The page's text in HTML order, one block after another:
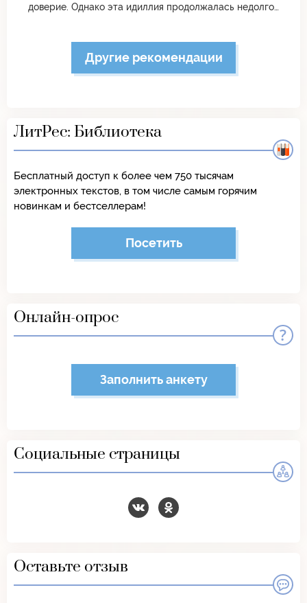
доверие. Однако эта идиллия продолжалась недолго…
Другие рекомендации
ЛитРес: Библиотека
Бесплатный доступ к более чем 750 тысячам
электронных текстов, в том числе самым горячим
новинкам и бестселлерам!
Посетить
Онлайн-опрос
Заполнить анкету
Социальные страницы
Оставьте отзыв